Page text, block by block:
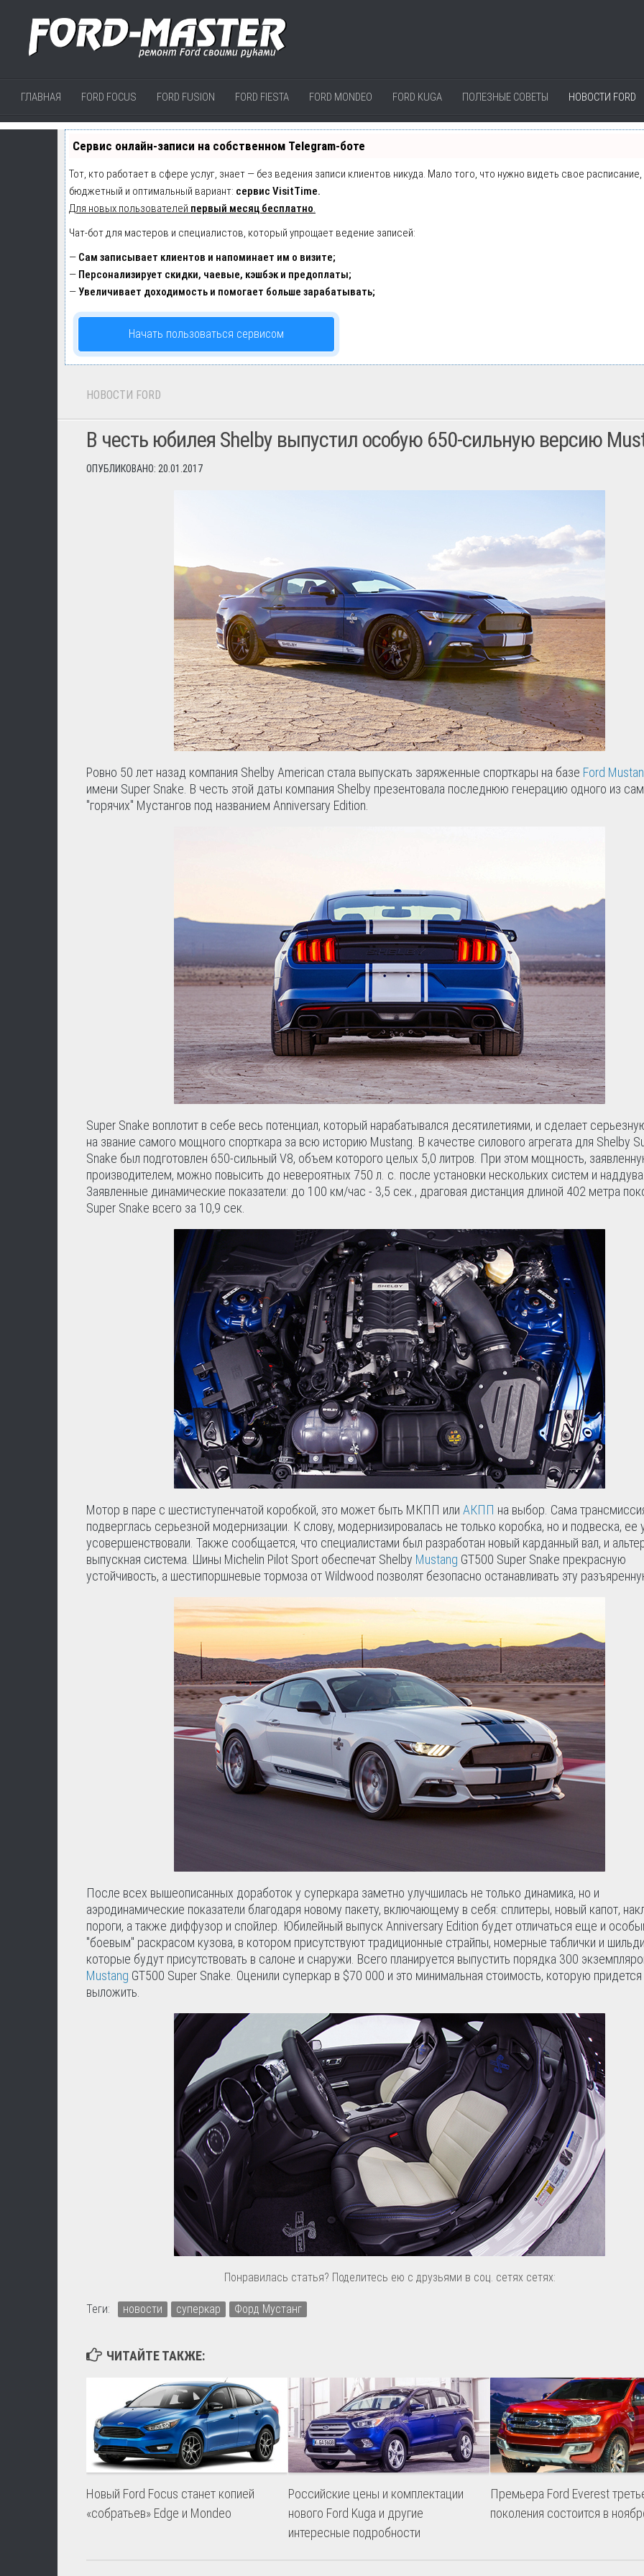
ГЛАВНАЯ FORD FOCUS FORD FUSION FORD FIESTA FORD MONDEO FORD KUGA ПОЛЕЗНЫЕ СОВЕТЫ НОВОСТИ FORD
Сервис онлайн-записи на собственном Telegram-боте
Тот, кто работает в сфере услуг, знает — без ведения записи клиентов никуда. Мало того, что нужно видеть свое
бюджетный и оптимальный вариант: сервис VisitTime.
Для новых пользователей первый месяц бесплатно.
Чат-бот для мастеров и специалистов, который упрощает ведение записей:
— Сам записывает клиентов и напоминает им о визите;
— Персонализирует скидки, чаевые, кэшбэк и предоплаты;
—Увеличивает доходимость и помогает больше зарабатывать;
Начать пользоваться сервисом
НОВОСТИ FORD
В честь юбилея Shelby выпустил особую 650-сильную версию
ОПУБЛИКОВАНО: 20.01.2017
Ровно 50 лет назад компания Shelby American стала выпускать заряженные спорткары на базе Ford
имени Super Snake. В честь этой даты компания Shelby презентовала последнюю генерацию одного из
"горячих" Мустангов под названием Anniversary Edition.
Super Snake воплотит в себе весь потенциал, который нарабатывался десятилетиями, и сделает
на звание самого мощного спорткара за всю историю Mustang. В качестве силового агрегата для Shelby
Snake был подготовлен 650-сильный V8, объем которого целых 5,0 литров. При этом мощность,
производителем, можно повысить до невероятных 750 л. с. после установки нескольких систем и наддува.
Заявленные динамические показатели: до 100 км/час - 3,5 сек., драговая дистанция длиной 402 метра
Super Snake всего за 10,9 сек.
Мотор в паре с шестиступенчатой коробкой, это может быть МКПП или АКПП на выбор. Сама
подверглась серьезной модернизации. К слову, модернизировалась не только коробка, но и подвеска, ее
усовершенствовали. Также сообщается, что специалистами был разработан новый карданный вал, и
выпускная система. Шины Michelin Pilot Sport обеспечат Shelby Mustang GT500 Super Snake прекрасную
устойчивость, а шестипоршневые тормоза от Wildwood позволят безопасно останавливать эту
После всех вышеописанных доработок у суперкара заметно улучшилась не только динамика, но и
аэродинамические показатели благодаря новому пакету, включающему в себя: сплитеры, новый капот,
пороги, а также диффузор и спойлер. Юбилейный выпуск Anniversary Edition будет отличаться еще и
"боевым" раскрасом кузова, в котором присутствуют традиционные страйпы, номерные таблички и
которые будут присутствовать в салоне и снаружи. Всего планируется выпустить порядка 300
Mustang GT500 Super Snake. Оценили суперкар в $70 000 и это минимальная стоимость, которую придется
выложить.
Понравилась статья? Поделитесь ею с друзьями в соц. сетях сетях:
Теги: новости суперкар Форд Мустанг
ЧИТАЙТЕ ТАКЖЕ:
Новый Ford Focus станет копией
«собратьев» Edge и Mondeo
Российские цены и комплектации
нового Ford Kuga и другие
интересные подробности
Премьера Ford Everest
поколения состоится в